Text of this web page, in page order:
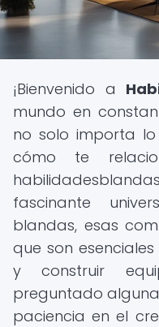
¡Bienvenido a
mundo en
no solo importa
cómo te
fascinante
blandas, esas
que son
y construir
preguntado
paciencia en el